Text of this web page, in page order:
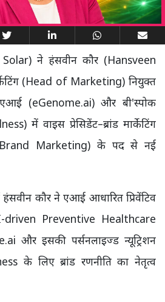
ने हंसवीन कौर (Hansveen
(Head of Marketing) नियुक्त
(eGenome.ai) और बी'स्पोक
में वाइस प्रेसिडेंट–ब्रांड मार्केटिंग
Marketing) के पद से नई
कौर ने एआई आधारित प्रिवेंटिव
driven Preventive Healthcare
और इसकी पर्सनलाइज्ड न्यूट्रिशन
के लिए ब्रांड रणनीति का नेतृत्व